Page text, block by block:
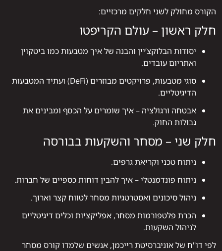
הקורס מחולק לשני חלקים מרכזיים:
חלק ראשון – עולם הקריפטו
יסודות הבלוקצ’יין והבנה של איך מטבעות כמו ביטקוין
ואתריום עובדים.
סוגי מטבעות, פרויקטים מבוזרים (DeFi) ועתיד המטבעות
הדיגיטליים.
אבטחה ורגולציה – איך שומרים על הכסף ומבינים את
גבולות החוק.
חלק שני – מסחר והשקעות בבורסה
ניתוח טכני וקריאת גרפים.
ניתוח פונדמנטלי – איך להבין דוחות כספיים של חברות.
ניהול סיכונים ואסטרטגיות מסחר לטווח קצר וארוך.
הכרת פלטפורמות מסחר, אפליקציות וכלים דיגיטליים
לניהול השקעות.
לפי דו"ח של אוניברסיטת רייכמן, אנשים שלמדו קורס מסחר